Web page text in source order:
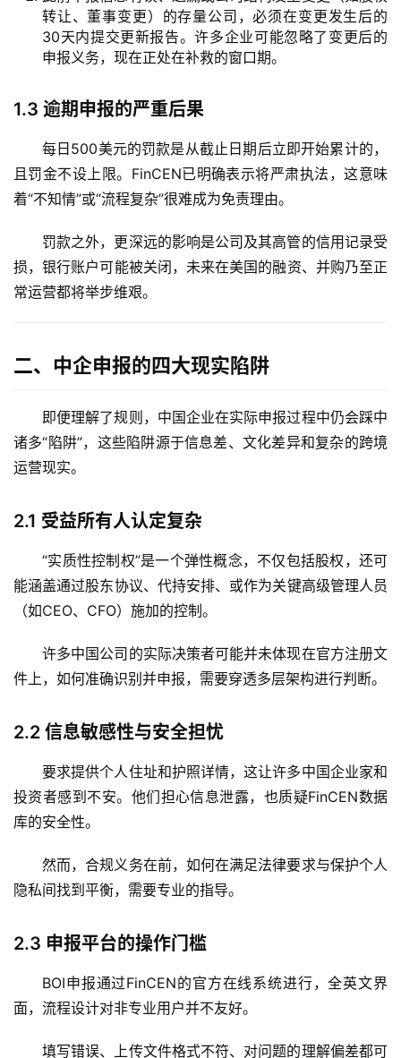
转让、董事变更）的存量公司 ，必须在变更发生后的
30天内提交更新报告。许多企业可能忽略了变更后的
申报义务，现在正处在补救的窗口期。
1.3 逾期申报的严重后果
每日500美元的罚款是从截止日期后立即开始累计的，
且罚金不设上限。FinCEN已明确表示将严肃执法，这意味
着“不知情”或“流程复杂”很难成为免责理由。
罚款之外，更深远的影响是公司及其高管的信用记录受
损，银行账户可能被关闭，未来在美国的融资、并购乃至正
常运营都将举步维艰。
二、中企申报的四大现实陷阱
即便理解了规则，中国企业在实际申报过程中仍会踩中
诸多“陷阱”，这些陷阱源于信息差、文化差异和复杂的跨境
运营现实。
2.1 受益所有人认定复杂
“实质性控制权”是一个弹性概念，不仅包括股权，还可
能涵盖通过股东协议、代持安排、或作为关键高级管理人员
（如CEO、CFO）施加的控制。
许多中国公司的实际决策者可能并未体现在官方注册文
件上，如何准确识别并申报，需要穿透多层架构进行判断。
2.2 信息敏感性与安全担忧
要求提供个人住址和护照详情，这让许多中国企业家和
投资者感到不安。他们担心信息泄露，也质疑FinCEN数据
库的安全性。
然而，合规义务在前，如何在满足法律要求与保护个人
隐私间找到平衡，需要专业的指导。
2.3 申报平台的操作门槛
BOI申报通过FinCEN的官方在线系统进行，全英文界
面，流程设计对非专业用户并不友好。
填写错误、上传文件格式不符、对问题的理解偏差都可